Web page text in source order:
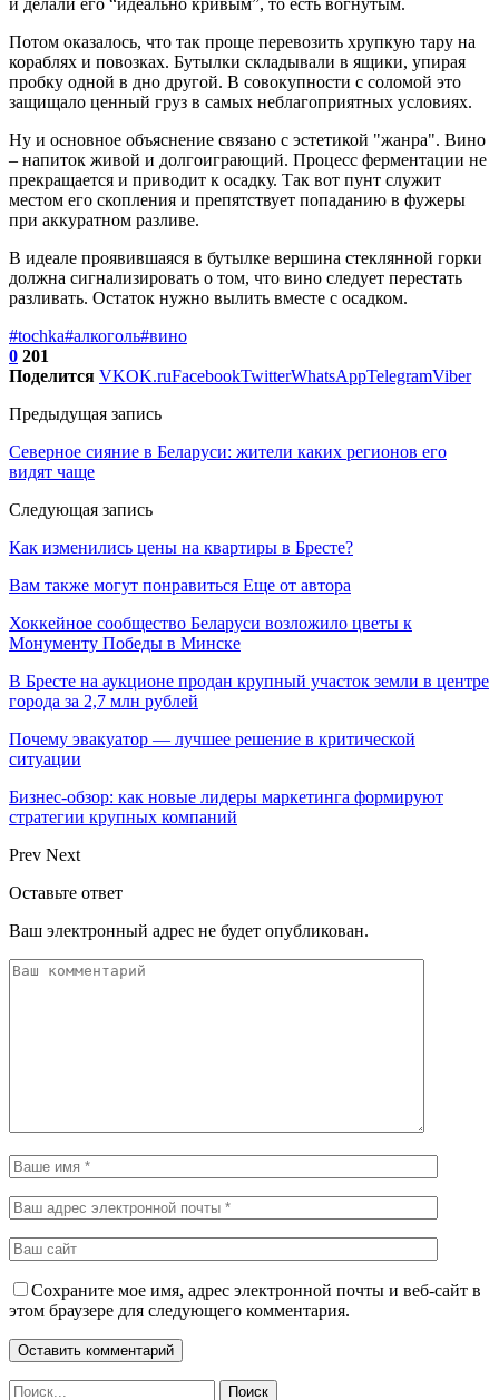
Потом оказалось, что так проще перевозить хрупкую тару на
кораблях и повозках. Бутылки складывали в ящики, упирая
пробку одной в дно другой. В совокупности с соломой это
защищало ценный груз в самых неблагоприятных условиях.
Ну и основное объяснение связано с эстетикой "жанра". Вино
– напиток живой и долгоиграющий. Процесс ферментации не
прекращается и приводит к осадку. Так вот пунт служит
местом его скопления и препятствует попаданию в фужеры
при аккуратном разливе.
В идеале проявившаяся в бутылке вершина стеклянной горки
должна сигнализировать о том, что вино следует перестать
разливать. Остаток нужно вылить вместе с осадком.
#tochka#алкоголь#вино
0 201
Поделится VKOK.ruFacebookTwitterWhatsAppTelegramViber
Предыдущая запись
Северное сияние в Беларуси: жители каких регионов его
видят чаще
Следующая запись
Как изменились цены на квартиры в Бресте?
Вам также могут понравиться Еще от автора
Хоккейное сообщество Беларуси возложило цветы к
Монументу Победы в Минске
В Бресте на аукционе продан крупный участок земли в центре
города за 2,7 млн рублей
Почему эвакуатор — лучшее решение в критической
ситуации
Бизнес-обзор: как новые лидеры маркетинга формируют
стратегии крупных компаний
Prev Next
Оставьте ответ
Ваш электронный адрес не будет опубликован.
Сохраните мое имя, адрес электронной почты и веб-сайт в
этом браузере для следующего комментария.